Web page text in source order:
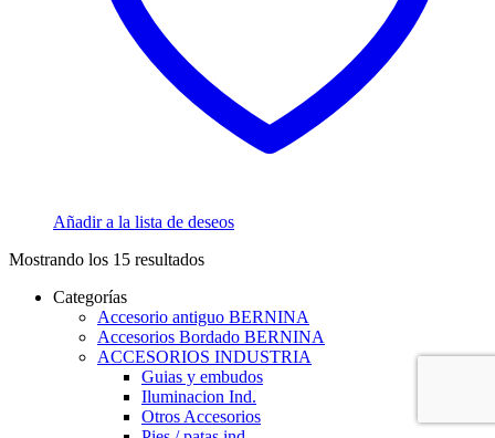
Añadir a la lista de deseos
Mostrando los 15 resultados
Categorías
Accesorio antiguo BERNINA
Accesorios Bordado BERNINA
ACCESORIOS INDUSTRIA
Guias y embudos
Iluminacion Ind.
Otros Accesorios